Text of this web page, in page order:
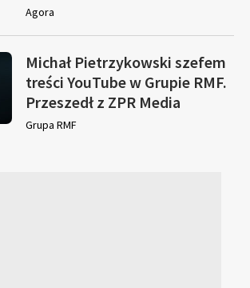
Agora
Michał Pietrzykowski szefem
treści YouTube w Grupie RMF.
Przeszedł z ZPR Media
Grupa RMF